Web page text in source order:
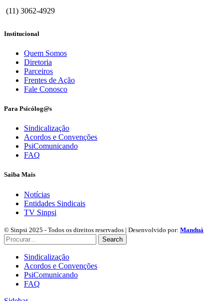
(11) 3062-4929
Institucional
Quem Somos
Diretoria
Parceiros
Frentes de Ação
Fale Conosco
Para Psicólog@s
Sindicalização
Acordos e Convenções
PsiComunicando
FAQ
Saiba Mais
Notícias
Entidades Sindicais
TV Sinpsi
© Sinpsi 2025 - Todos os direitos reservados | Desenvolvido por: Manduá
Search
Sindicalização
Acordos e Convenções
PsiComunicando
FAQ